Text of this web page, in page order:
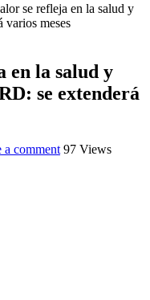
se refleja en la salud y
varios meses
en la salud y
se extenderá
a comment 97 Views